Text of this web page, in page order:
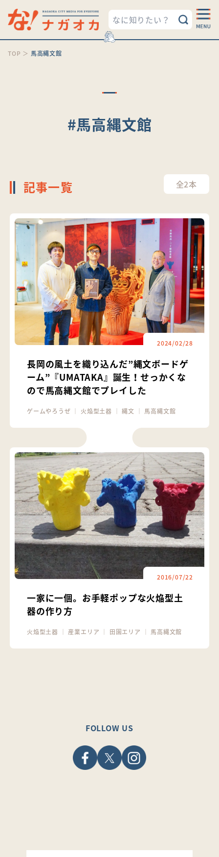
TOP ＞ 馬高縄文館
#馬高縄文館
記事一覧 全2本
2024/02/28
長岡の風土を織り込んだ”縄文ボードゲ
ーム”『UMATAKA』誕生！せっかくな
ので馬高縄文館でプレイした
ゲームやろうぜ ｜ 火焔型土器 ｜縄文 ｜ 馬高縄文館
2016/07/22
一家に一個。お手軽ポップな火焔型土
器の作り方
火焔型土器 ｜産業エリア ｜ 田園エリア ｜ 馬高縄文館
FOLLOW US